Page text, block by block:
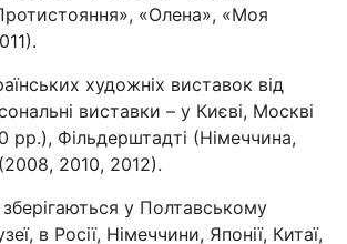
«Олена», «Моя
художніх виставок від
виставки – у Києві, Москві
рр.), Фільдерштадті (Німеччина,
2010, 2012).
у Полтавському
в Росії, Німеччини, Японії, Китаї,